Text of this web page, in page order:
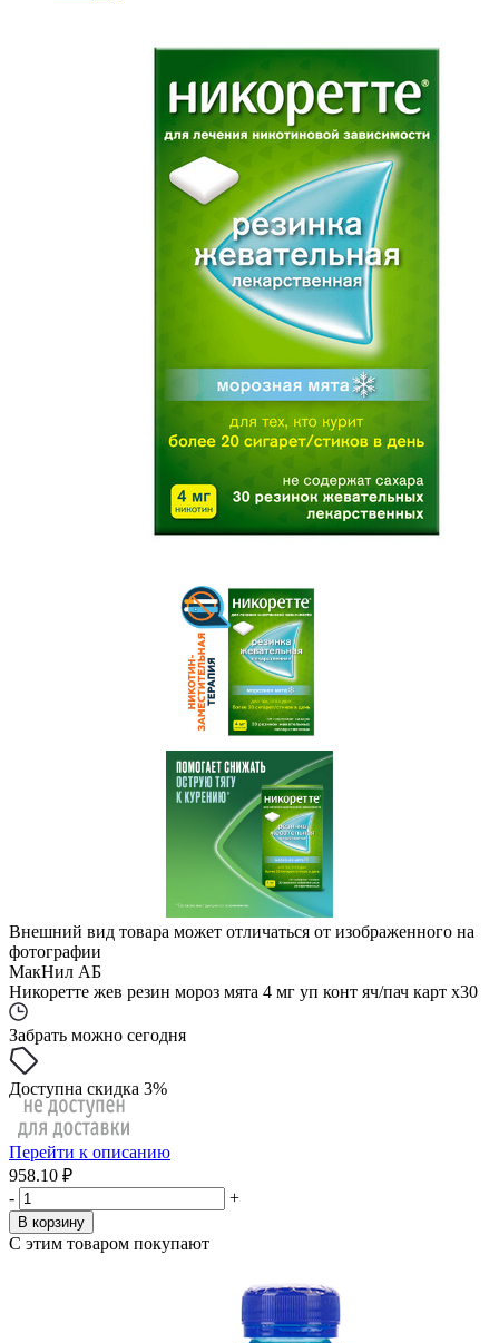
Внешний вид товара может отличаться от изображенного на
фотографии
МакНил АБ
Никоретте жев резин мороз мята 4 мг уп конт яч/пач карт x30
Забрать можно сегодня
Доступна скидка 3%
Перейти к описанию
958.10 ₽
-
+
В корзину
С этим товаром покупают